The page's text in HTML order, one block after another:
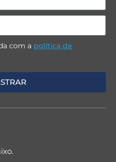
com a política de